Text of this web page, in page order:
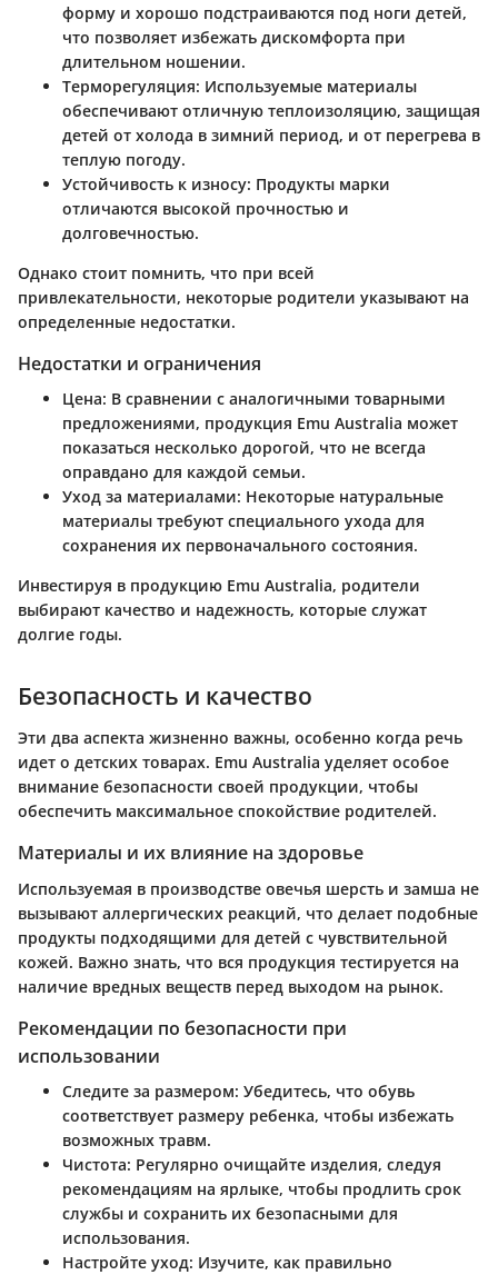
форму и хорошо подстраиваются под ноги детей,
что позволяет избежать дискомфорта при
длительном ношении.
Терморегуляция: Используемые материалы
обеспечивают отличную теплоизоляцию, защищая
детей от холода в зимний период, и от перегрева в
теплую погоду.
Устойчивость к износу: Продукты марки
отличаются высокой прочностью и
долговечностью.
Однако стоит помнить, что при всей
привлекательности, некоторые родители указывают на
определенные недостатки.
Недостатки и ограничения
Цена: В сравнении с аналогичными товарными
предложениями, продукция Emu Australia может
показаться несколько дорогой, что не всегда
оправдано для каждой семьи.
Уход за материалами: Некоторые натуральные
материалы требуют специального ухода для
сохранения их первоначального состояния.
Инвестируя в продукцию Emu Australia, родители
выбирают качество и надежность, которые служат
долгие годы.
Безопасность и качество
Эти два аспекта жизненно важны, особенно когда речь
идет о детских товарах. Emu Australia уделяет особое
внимание безопасности своей продукции, чтобы
обеспечить максимальное спокойствие родителей.
Материалы и их влияние на здоровье
Используемая в производстве овечья шерсть и замша не
вызывают аллергических реакций, что делает подобные
продукты подходящими для детей с чувствительной
кожей. Важно знать, что вся продукция тестируется на
наличие вредных веществ перед выходом на рынок.
Рекомендации по безопасности при
использовании
Следите за размером: Убедитесь, что обувь
соответствует размеру ребенка, чтобы избежать
возможных травм.
Чистота: Регулярно очищайте изделия, следуя
рекомендациям на ярлыке, чтобы продлить срок
службы и сохранить их безопасными для
использования.
Настройте уход: Изучите, как правильно